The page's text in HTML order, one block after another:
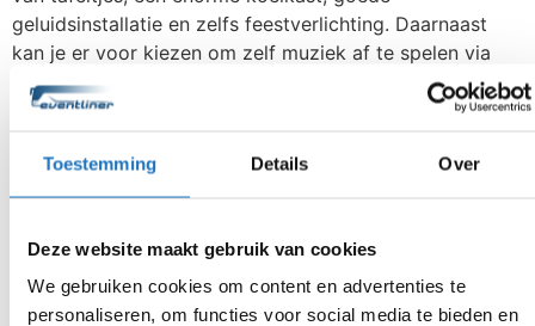
Toestemming Details Over
Deze website maakt gebruik van cookies
We gebruiken cookies om content en advertenties te
personaliseren, om functies voor social media te bieden en
geluidsinstallatie en zelfs feestverlichting. Daarnaast
kan je er voor kiezen om zelf muziek af te spelen via
Bluetooth. Moet je telefoon nog opgeladen worden?
Dan hebben wij daar zelfs een oplossing voor. Je